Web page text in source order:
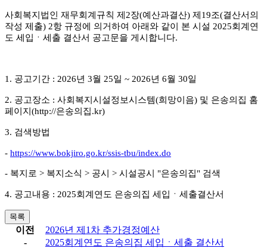
사회복지법인 재무회계규칙 제 2장(예산과결산) 제 19조(결산서의
작성 제출) 2항 규정에 의거하여 아래와 같이 본 시설 2025회계연
도 세입ㆍ세출 결산서 공고문을 게시합니다.
1. 공고기간 : 2026년 3월 25일 ~ 2026년 6월 30일
2. 공고장소 : 사회복지시설정보시스템(희망이음) 및 은송의집 홈
페이지 (http://은송의집.kr)
3. 검색방법
- https://www.bokjiro.go.kr/ssis-tbu/index.do
- 복지로 > 복지소식 > 공시 > 시설공시 "은송의집" 검색
4. 공고내용 : 2025회계연도 은송의집 세입ㆍ세출결산서
목록
이전
2026년 제1차 추가경정예산
-
2025회계연도 은송의집 세입ㆍ세출 결산서